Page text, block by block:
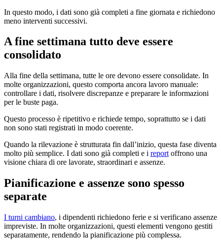
In questo modo, i dati sono già completi a fine giornata e richiedono
meno interventi successivi.
A fine settimana tutto deve essere
consolidato
Alla fine della settimana, tutte le ore devono essere consolidate. In
molte organizzazioni, questo comporta ancora lavoro manuale:
controllare i dati, risolvere discrepanze e preparare le informazioni
per le buste paga.
Questo processo è ripetitivo e richiede tempo, soprattutto se i dati
non sono stati registrati in modo coerente.
Quando la rilevazione è strutturata fin dall’inizio, questa fase diventa
molto più semplice. I dati sono già completi e i report offrono una
visione chiara di ore lavorate, straordinari e assenze.
Pianificazione e assenze sono spesso
separate
I turni cambiano, i dipendenti richiedono ferie e si verificano assenze
impreviste. In molte organizzazioni, questi elementi vengono gestiti
separatamente, rendendo la pianificazione più complessa.